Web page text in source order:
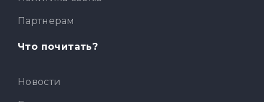
Партнерам
Что почитать?
Новости